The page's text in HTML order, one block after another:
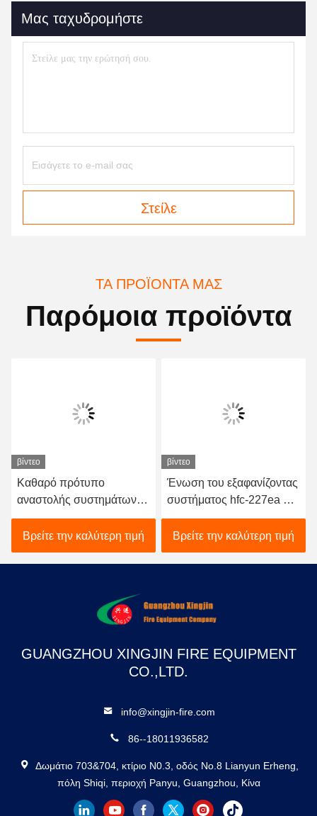
Μας ταχυδρομήστε
Στείλε
ΤΑ ΠΡΟΪΌΝΤΑ ΜΑΣ
Παρόμοια προϊόντα
βίντεο
Καθαρό πρότυπο
αναστολής συστημάτων
αιθουσών HFC 227ea
πυροσβυστικό 16L
Βρείτε την καλύτερη τιμή
βίντεο
Ένωση του εξαφανίζοντας
συστήματος hfc-227ea με
τον ηλεκτρικό
ενεργοποιητή
Βρείτε την καλύτερη τιμή
GUANGZHOU XINGJIN FIRE EQUIPMENT
CO.,LTD.
info@xingjin-fire.com
86--18011936582
Δωμάτιο 703&704, κτίριο N0.3, οδός No.8 Lianyun Erheng,
πόλη Shiqi, περιοχή Panyu, Guangzhou, Κίνα